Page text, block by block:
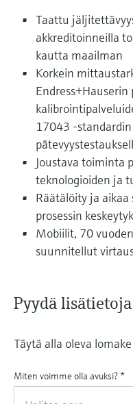
Taattu
akkreditoinneilla
kautta maailman
Korkein
17043
Joustava toiminta
teknologioiden ja
Räätälöity ja
prosessin
Mobiilit, 70
suunnitellut
Pyydä
Täytä alla oleva
Miten voimme olla avuksi? *